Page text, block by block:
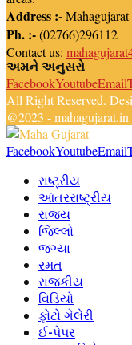
Address :-
Ph. :-(02766)296112
Contact us:
અમને અનુસરો
FacebookYoutubeEmail
All Right Reserved.
@2023 - mahagujarat.in
FacebookYoutubeEmail
રાષ્ટ્રીય
આંતરરાષ્ટ્રીય
રાજ્ય
જિલ્લો
જગ્યા
રમત
રાજકીય
વિડિયો
ફોટો ગેલેરી
ઈ-પેપર